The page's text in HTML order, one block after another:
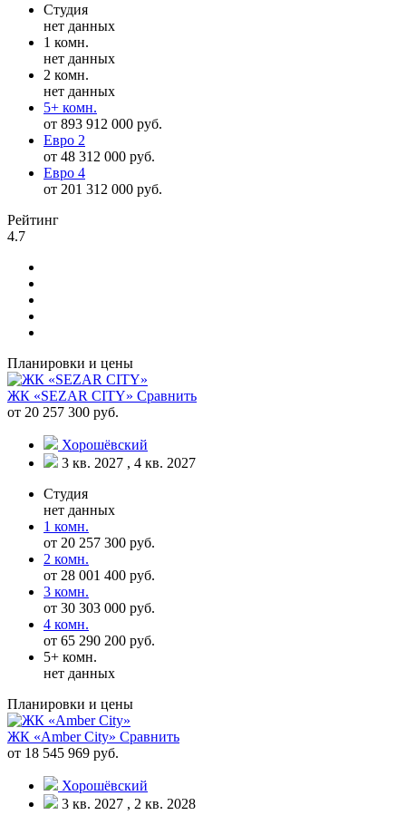
Студия
нет данных
1 комн.
нет данных
2 комн.
нет данных
5+ комн.
от 893 912 000 руб.
Евро 2
от 48 312 000 руб.
Евро 4
от 201 312 000 руб.
Рейтинг
4.7
Планировки и цены
ЖК «SEZAR CITY» Сравнить
от 20 257 300 руб.
Хорошёвский
3 кв. 2027 , 4 кв. 2027
Студия
нет данных
1 комн.
от 20 257 300 руб.
2 комн.
от 28 001 400 руб.
3 комн.
от 30 303 000 руб.
4 комн.
от 65 290 200 руб.
5+ комн.
нет данных
Планировки и цены
ЖК «Amber City» Сравнить
от 18 545 969 руб.
Хорошёвский
3 кв. 2027 , 2 кв. 2028